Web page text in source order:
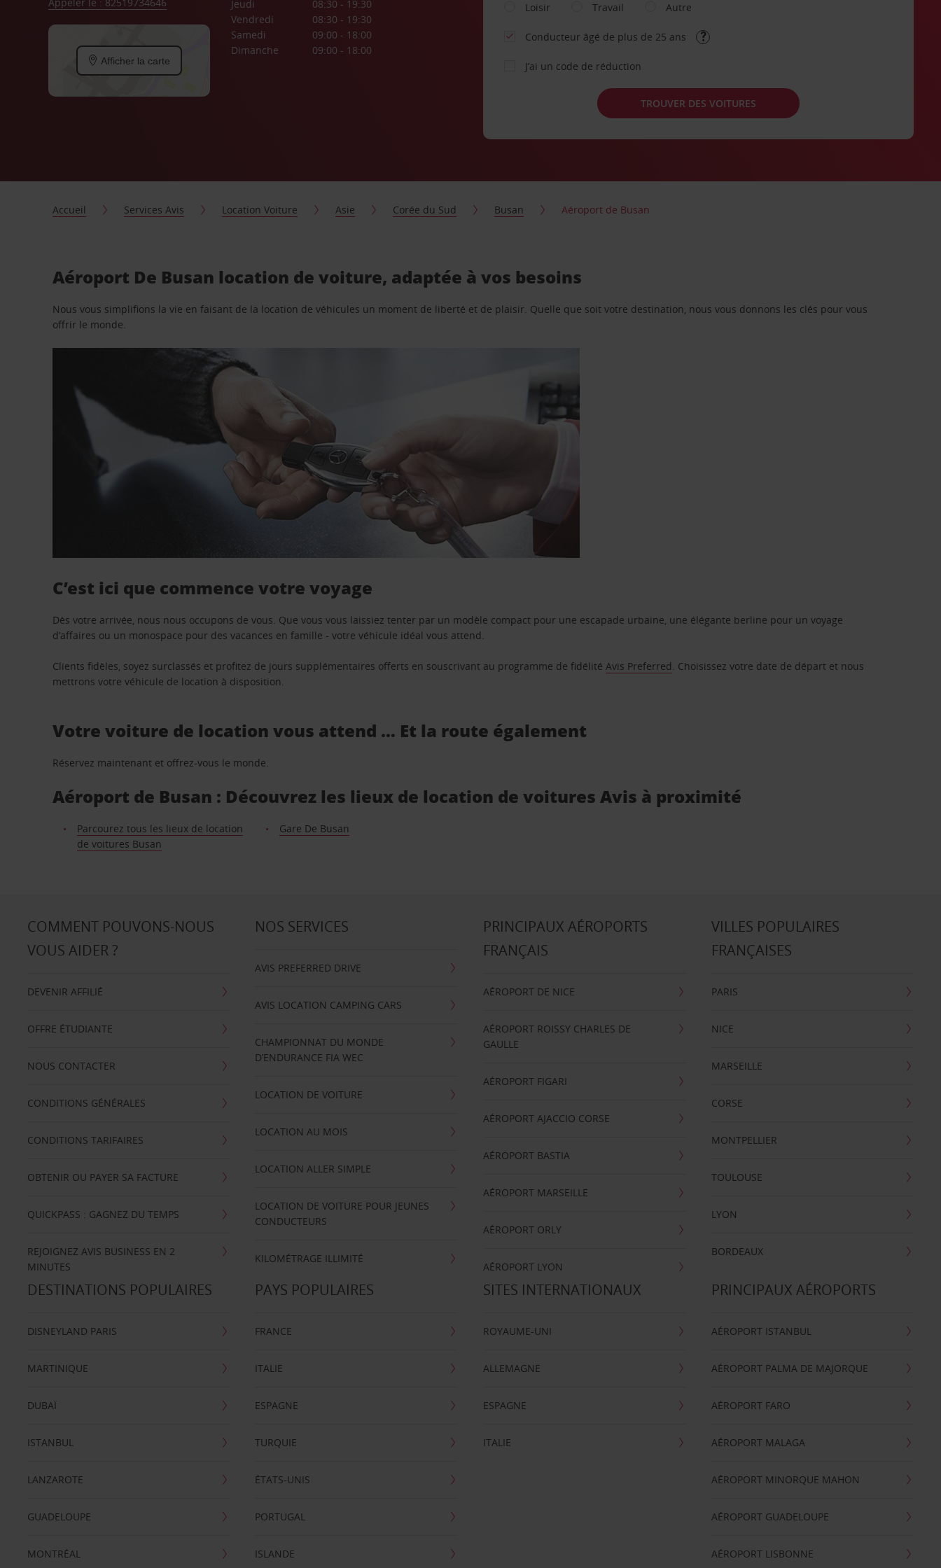
Afficher la carte
Jeudi
08:30 - 19:30
Vendredi
08:30 - 19:30
Samedi
09:00 - 18:00
Dimanche
09:00 - 18:00
Loisir
Travail Autre
Conducteur âgé de plus de 25 ans
J’ai un code de réduction
TROUVER DES VOITURES
Accueil Services Avis Location Voiture Asie Corée du Sud Busan Aéroport de Busan
Aéroport De Busan location de voiture, adaptée à vos besoins
Nous vous simplifions la vie en faisant de la location de véhicules un moment de liberté et de plaisir. Quelle que soit votre destination, nous vous donnons les clés pour vous
offrir le monde.
C’est ici que commence votre voyage
Dès votre arrivée, nous nous occupons de vous. Que vous vous laissiez tenter par un modèle compact pour une escapade urbaine, une élégante berline pour un voyage
d’affaires ou un monospace pour des vacances en famille - votre véhicule idéal vous attend.
Clients fidèles, soyez surclassés et profitez de jours supplémentaires offerts en souscrivant au programme de fidélitéAvis Preferred. Choisissez votre date de départ et nous
mettrons votre véhicule de location à disposition.
Votre voiture de location vous attend … Et la route également
Réservez maintenant et offrez-vous le monde.
Aéroport de Busan : Découvrez les lieux de location de voitures Avis à proximité
Parcourez tous les lieux de location
de voitures Busan
Gare De Busan
COMMENT POUVONS-NOUS
VOUS AIDER ?
DEVENIR AFFILIÉ
OFFRE ÉTUDIANTE
NOUS CONTACTER
CONDITIONS GÉNÉRALES
CONDITIONS TARIFAIRES
OBTENIR OU PAYER SA FACTURE
QUICKPASS : GAGNEZ DU TEMPS
REJOIGNEZ AVIS BUSINESS EN 2
MINUTES
NOS SERVICES
AVIS PREFERRED DRIVE
AVIS LOCATION CAMPING CARS
CHAMPIONNAT DU MONDE
D’ENDURANCE FIA WEC
LOCATION DE VOITURE
LOCATION AU MOIS
LOCATION ALLER SIMPLE
LOCATION DE VOITURE POUR JEUNES
CONDUCTEURS
KILOMÉTRAGE ILLIMITÉ
PRINCIPAUX AÉROPORTS
FRANÇAIS
AÉROPORT DE NICE
AÉROPORT ROISSY CHARLES DE
GAULLE
AÉROPORT FIGARI
AÉROPORT AJACCIO CORSE
AÉROPORT BASTIA
AÉROPORT MARSEILLE
AÉROPORT ORLY
AÉROPORT LYON
VILLES POPULAIRES
FRANÇAISES
PARIS
NICE
MARSEILLE
CORSE
MONTPELLIER
TOULOUSE
LYON
BORDEAUX
DESTINATIONS POPULAIRES
DISNEYLAND PARIS
MARTINIQUE
DUBAÏ
ISTANBUL
LANZAROTE
GUADELOUPE
MONTRÉAL
PAYS POPULAIRES
FRANCE
ITALIE
ESPAGNE
TURQUIE
ÉTATS-UNIS
PORTUGAL
ISLANDE
SITES INTERNATIONAUX
ROYAUME-UNI
ALLEMAGNE
ESPAGNE
ITALIE
PRINCIPAUX AÉROPORTS
AÉROPORT ISTANBUL
AÉROPORT PALMA DE MAJORQUE
AÉROPORT FARO
AÉROPORT MALAGA
AÉROPORT MINORQUE MAHON
AÉROPORT GUADELOUPE
AÉROPORT LISBONNE